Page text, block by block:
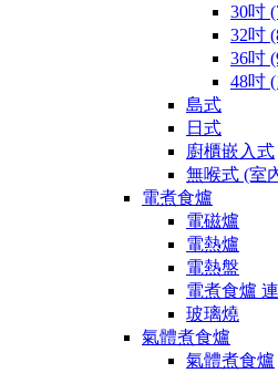
30吋
32吋
36吋
48吋
島式
日式
廚櫃嵌入式
無喉式 (室
電煮食爐
電磁爐
電熱爐
電熱盤
電煮食爐
玻璃燒
氣體煮食爐
氣體煮食爐